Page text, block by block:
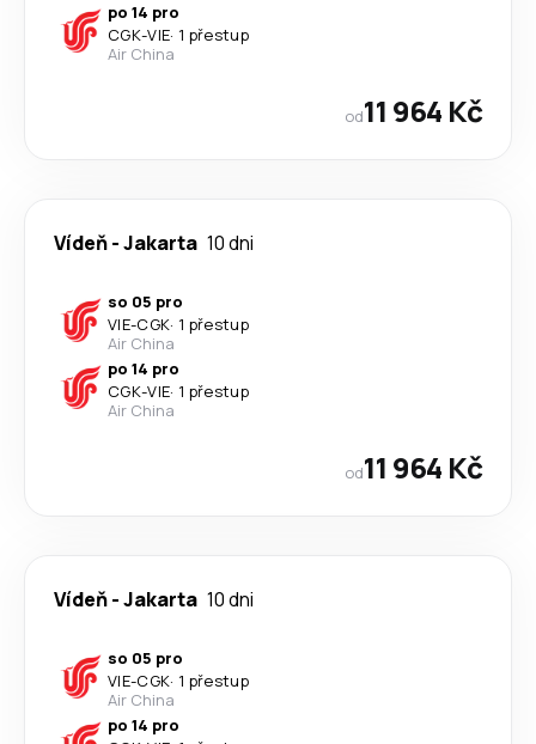
po 14 pro
CGK-VIE· 1 přestup
Air China
od11 964 Kč
Vídeň-Jakarta 10 dni
so 05 pro
VIE-CGK· 1 přestup
Air China
po 14 pro
CGK-VIE· 1 přestup
Air China
od11 964 Kč
Vídeň-Jakarta 10 dni
so 05 pro
VIE-CGK· 1 přestup
Air China
po 14 pro